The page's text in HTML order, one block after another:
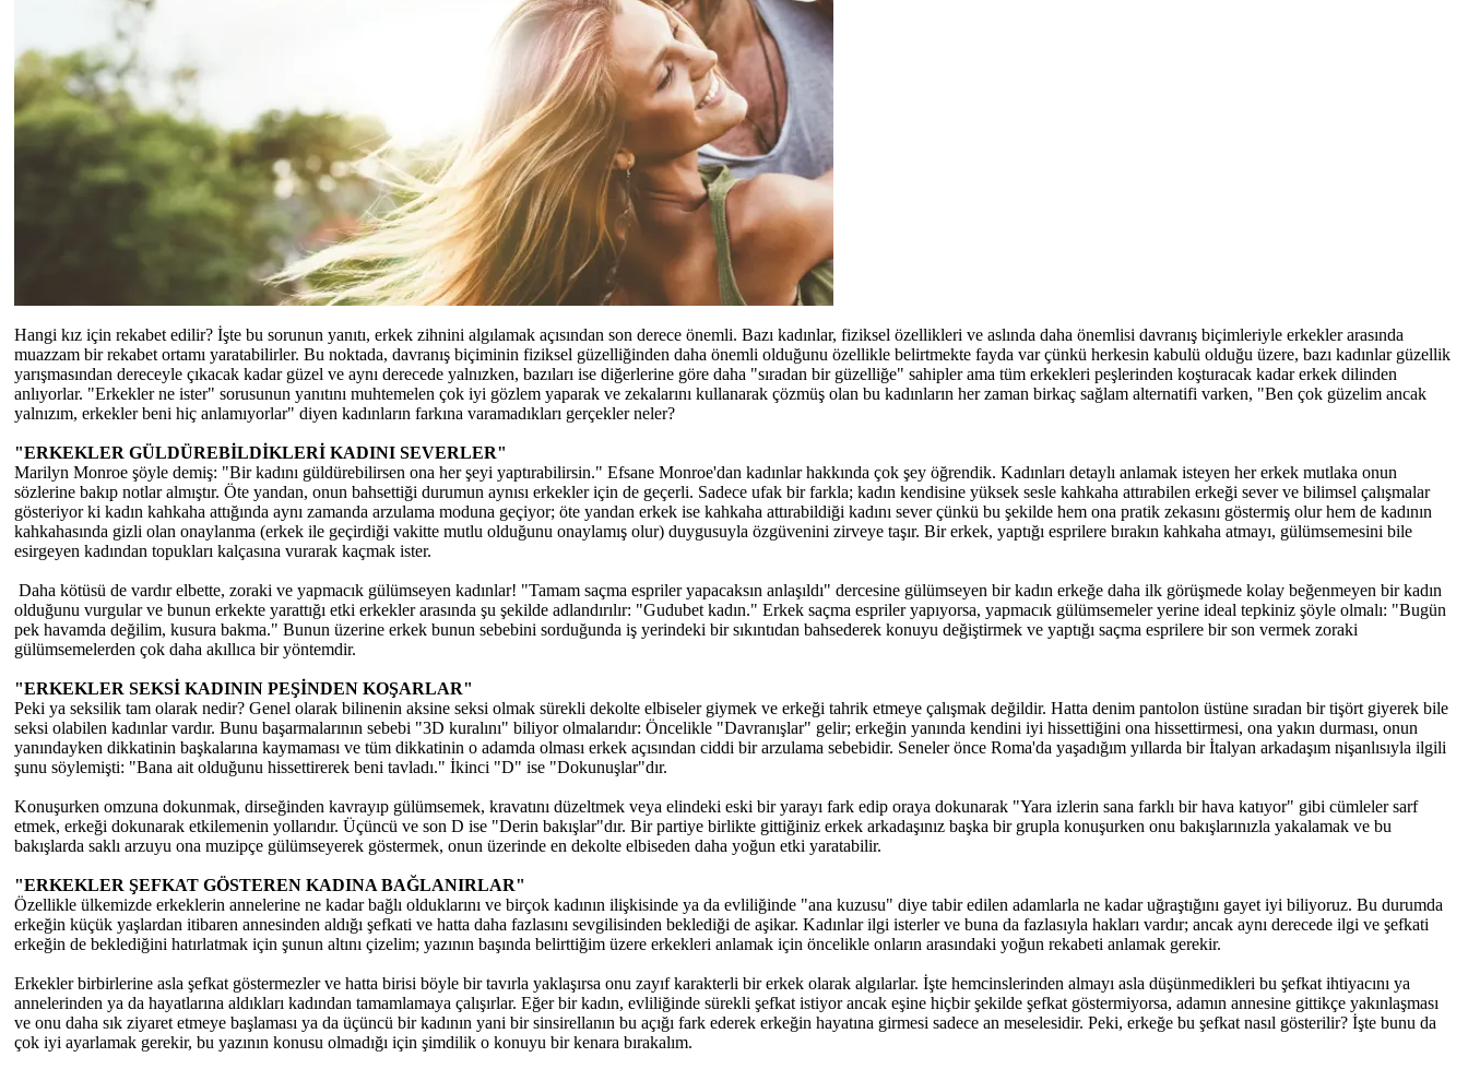
Hangi kız için rekabet edilir? İşte bu sorunun yanıtı, erkek zihnini algılamak açısından son derece önemli. Bazı kadınlar, fiziksel özellikleri ve aslında daha önemlisi davranış biçimleriyle erkekler arasında
muazzam bir rekabet ortamı yaratabilirler. Bu noktada, davranış biçiminin fiziksel güzelliğinden daha önemli olduğunu özellikle belirtmekte fayda var çünkü herkesin kabulü olduğu üzere, bazı kadınlar güzellik
yarışmasından dereceyle çıkacak kadar güzel ve aynı derecede yalnızken, bazıları ise diğerlerine göre daha "sıradan bir güzelliğe" sahipler ama tüm erkekleri peşlerinden koşturacak kadar erkek dilinden
anlıyorlar. "Erkekler ne ister" sorusunun yanıtını muhtemelen çok iyi gözlem yaparak ve zekalarını kullanarak çözmüş olan bu kadınların her zaman birkaç sağlam alternatifi varken, "Ben çok güzelim ancak
yalnızım, erkekler beni hiç anlamıyorlar" diyen kadınların farkına varamadıkları gerçekler neler?
"ERKEKLER GÜLDÜREBİLDİKLERİ KADINI SEVERLER"
Marilyn Monroe şöyle demiş: "Bir kadını güldürebilirsen ona her şeyi yaptırabilirsin." Efsane Monroe'dan kadınlar hakkında çok şey öğrendik. Kadınları detaylı anlamak isteyen her erkek mutlaka onun
sözlerine bakıp notlar almıştır. Öte yandan, onun bahsettiği durumun aynısı erkekler için de geçerli. Sadece ufak bir farkla; kadın kendisine yüksek sesle kahkaha attırabilen erkeği sever ve bilimsel çalışmalar
gösteriyor ki kadın kahkaha attığında aynı zamanda arzulama moduna geçiyor; öte yandan erkek ise kahkaha attırabildiği kadını sever çünkü bu şekilde hem ona pratik zekasını göstermiş olur hem de kadının
kahkahasında gizli olan onaylanma (erkek ile geçirdiği vakitte mutlu olduğunu onaylamış olur) duygusuyla özgüvenini zirveye taşır. Bir erkek, yaptığı esprilere bırakın kahkaha atmayı, gülümsemesini bile
esirgeyen kadından topukları kalçasına vurarak kaçmak ister.
Daha kötüsü de vardır elbette, zoraki ve yapmacık gülümseyen kadınlar! "Tamam saçma espriler yapacaksın anlaşıldı" dercesine gülümseyen bir kadın erkeğe daha ilk görüşmede kolay beğenmeyen bir kadın
olduğunu vurgular ve bunun erkekte yarattığı etki erkekler arasında şu şekilde adlandırılır: "Gudubet kadın." Erkek saçma espriler yapıyorsa, yapmacık gülümsemeler yerine ideal tepkiniz şöyle olmalı: "Bugün
pek havamda değilim, kusura bakma." Bunun üzerine erkek bunun sebebini sorduğunda iş yerindeki bir sıkıntıdan bahsederek konuyu değiştirmek ve yaptığı saçma esprilere bir son vermek zoraki
gülümsemelerden çok daha akıllıca bir yöntemdir.
"ERKEKLER SEKSİ KADININ PEŞİNDEN KOŞARLAR"
Peki ya seksilik tam olarak nedir? Genel olarak bilinenin aksine seksi olmak sürekli dekolte elbiseler giymek ve erkeği tahrik etmeye çalışmak değildir. Hatta denim pantolon üstüne sıradan bir tişört giyerek bile
seksi olabilen kadınlar vardır. Bunu başarmalarının sebebi "3D kuralını" biliyor olmalarıdır: Öncelikle "Davranışlar" gelir; erkeğin yanında kendini iyi hissettiğini ona hissettirmesi, ona yakın durması, onun
yanındayken dikkatinin başkalarına kaymaması ve tüm dikkatinin o adamda olması erkek açısından ciddi bir arzulama sebebidir. Seneler önce Roma'da yaşadığım yıllarda bir İtalyan arkadaşım nişanlısıyla ilgili
şunu söylemişti: "Bana ait olduğunu hissettirerek beni tavladı." İkinci "D" ise "Dokunuşlar"dır.
Konuşurken omzuna dokunmak, dirseğinden kavrayıp gülümsemek, kravatını düzeltmek veya elindeki eski bir yarayı fark edip oraya dokunarak "Yara izlerin sana farklı bir hava katıyor" gibi cümleler sarf
etmek, erkeği dokunarak etkilemenin yollarıdır. Üçüncü ve son D ise "Derin bakışlar"dır. Bir partiye birlikte gittiğiniz erkek arkadaşınız başka bir grupla konuşurken onu bakışlarınızla yakalamak ve bu
bakışlarda saklı arzuyu ona muzipçe gülümseyerek göstermek, onun üzerinde en dekolte elbiseden daha yoğun etki yaratabilir.
"ERKEKLER ŞEFKAT GÖSTEREN KADINA BAĞLANIRLAR"
Özellikle ülkemizde erkeklerin annelerine ne kadar bağlı olduklarını ve birçok kadının ilişkisinde ya da evliliğinde "ana kuzusu" diye tabir edilen adamlarla ne kadar uğraştığını gayet iyi biliyoruz. Bu durumda
erkeğin küçük yaşlardan itibaren annesinden aldığı şefkati ve hatta daha fazlasını sevgilisinden beklediği de aşikar. Kadınlar ilgi isterler ve buna da fazlasıyla hakları vardır; ancak aynı derecede ilgi ve şefkati
erkeğin de beklediğini hatırlatmak için şunun altını çizelim; yazının başında belirttiğim üzere erkekleri anlamak için öncelikle onların arasındaki yoğun rekabeti anlamak gerekir.
Erkekler birbirlerine asla şefkat göstermezler ve hatta birisi böyle bir tavırla yaklaşırsa onu zayıf karakterli bir erkek olarak algılarlar. İşte hemcinslerinden almayı asla düşünmedikleri bu şefkat ihtiyacını ya
annelerinden ya da hayatlarına aldıkları kadından tamamlamaya çalışırlar. Eğer bir kadın, evliliğinde sürekli şefkat istiyor ancak eşine hiçbir şekilde şefkat göstermiyorsa, adamın annesine gittikçe yakınlaşması
ve onu daha sık ziyaret etmeye başlaması ya da üçüncü bir kadının yani bir sinsirellanın bu açığı fark ederek erkeğin hayatına girmesi sadece an meselesidir. Peki, erkeğe bu şefkat nasıl gösterilir? İşte bunu da
çok iyi ayarlamak gerekir, bu yazının konusu olmadığı için şimdilik o konuyu bir kenara bırakalım.